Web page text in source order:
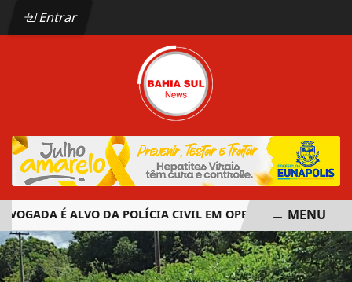
Entrar
É ALVO DA POLÍCIA CIVIL EM OPERAÇÃO CONTRA
EM ALTA
MENU